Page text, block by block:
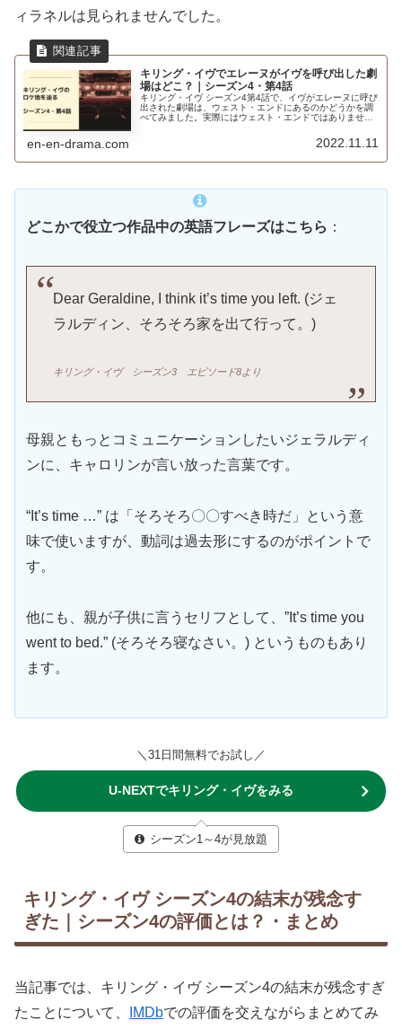
ィラネルは見られませんでした。
キリング・イヴでエレーヌがイヴを呼び出した劇
場はどこ？｜シーズン4・第4話
キリング・イヴ シーズン4第4話で、イヴがエレーヌに呼び
出された劇場は、ウェスト・エンドにあるのかどうかを調
べてみました。実際にはウェスト・エンドではありません
en-en-drama.com 2022.11.11
どこかで役立つ作品中の英語フレーズはこちら ：
Dear Geraldine, I think it’s time you left. (ジェ
ラルディン、そろそろ家を出て行って。)
キリング・イヴ シーズン3 エピソード8より
母親ともっとコミュニケーションしたいジェラルディ
ンに、キャロリンが言い放った言葉です。
“It’s time …” は「そろそろ〇〇すべき時だ」という意
味で使いますが、動詞は過去形にするのがポイントで
す。
他にも、親が子供に言うセリフとして、”It’s time you
went to bed.” (そろそろ寝なさい。) というものもあり
ます。
＼31日間無料でお試し／
U-NEXTでキリング・イヴをみる
シーズン1～4が見放題
キリング・イヴ シーズン4の結末が残念す
ぎた｜シーズン4の評価とは？・まとめ
当記事では、キリング・イヴ シーズン4の結末が残念すぎ
たことについて、
IMDbでの評価を交えながらまとめてみ